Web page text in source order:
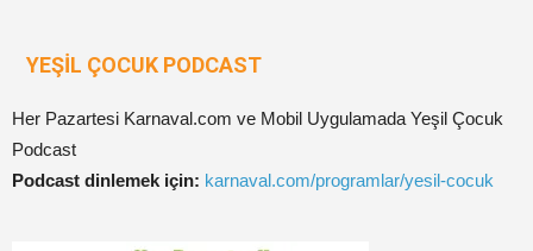
YEŞİL ÇOCUK PODCAST
Her Pazartesi Karnaval.com ve Mobil Uygulamada Yeşil Çocuk
Podcast
Podcast dinlemek için: karnaval.com/programlar/yesil-cocuk